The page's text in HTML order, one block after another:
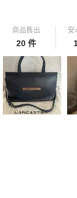
商品售出
20 件
安